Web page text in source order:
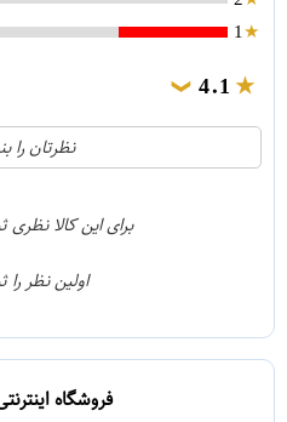
1
4.1
❯
نظرتان را
برای این کالا
اولین نظر
فروشگاه